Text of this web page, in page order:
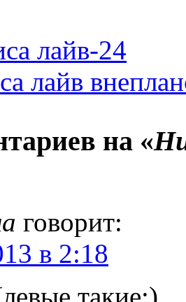
лайв-24
лайв
на «
говорит:
в 2:18
такие:)